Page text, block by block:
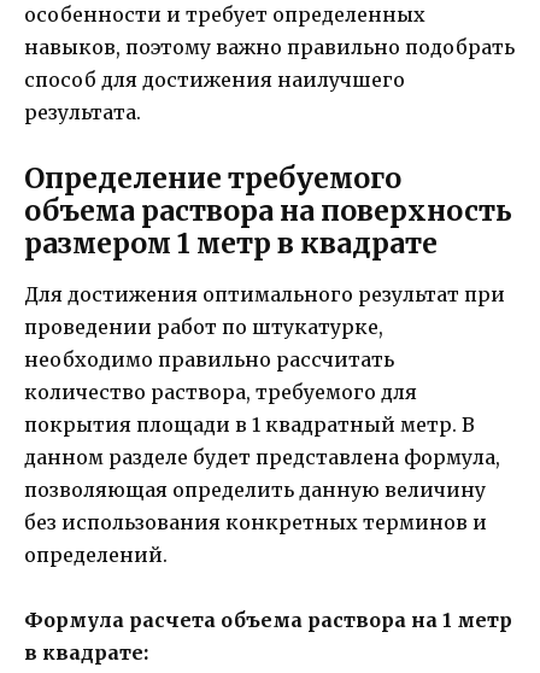
особенности и требует определенных
навыков, поэтому важно правильно подобрать
способ для достижения наилучшего
результата.
Определение требуемого
объема раствора на поверхность
размером 1 метр в квадрате
Для достижения оптимального результат при
проведении работ по штукатурке,
необходимо правильно рассчитать
количество раствора, требуемого для
покрытия площади в 1 квадратный метр. В
данном разделе будет представлена формула,
позволяющая определить данную величину
без использования конкретных терминов и
определений.
Формула расчета объема раствора на 1 метр
в квадрате: